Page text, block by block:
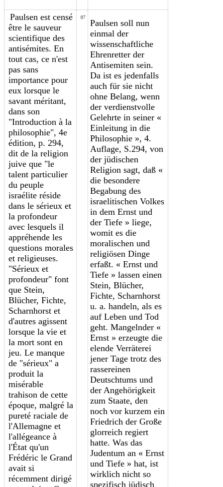
Paulsen est censé
être le sauveur
scientifique des
antisémites. En
tout cas, ce n'est
pas sans
importance pour
eux lorsque le
savant méritant,
dans son
"Introduction à la
philosophie", 4e
édition, p. 294,
dit de la religion
juive que "le
talent particulier
du peuple
israélite réside
dans le sérieux et
la profondeur
avec lesquels il
appréhende les
questions morales
et religieuses.
"Sérieux et
profondeur" font
que Stein,
Blücher, Fichte,
Scharnhorst et
d'autres agissent
lorsque la vie et
la mort sont en
jeu. Le manque
de "sérieux" a
produit la
misérable
trahison de cette
époque, malgré la
pureté raciale de
l'Allemagne et
l'allégeance à
l'État qu'un
Frédéric le Grand
avait si
récemment dirigé
07
Paulsen soll nun
einmal der
wissenschaftliche
Ehrenretter der
Antisemiten sein.
Da ist es jedenfalls
auch für sie nicht
ohne Belang, wenn
der verdienstvolle
Gelehrte in seiner «
Einleitung in die
Philosophie », 4.
Auflage, S.294, von
der jüdischen
Religion sagt, daß «
die besondere
Begabung des
israelitischen Volkes
in dem Ernst und
der Tiefe » liege,
womit es die
moralischen und
religiösen Dinge
erfaßt. « Ernst und
Tiefe » lassen einen
Stein, Blücher,
Fichte, Scharnhorst
u. a. handeln, als es
auf Leben und Tod
geht. Mangelnder «
Ernst » erzeugte die
elende Verräterei
jener Tage trotz des
rassereinen
Deutschtums und
der Angehörigkeit
zum Staate, den
noch vor kurzem ein
Friedrich der Große
glorreich regiert
hatte. Was das
Judentum an « Ernst
und Tiefe » hat, ist
wirklich nicht so
spezifisch jüdisch